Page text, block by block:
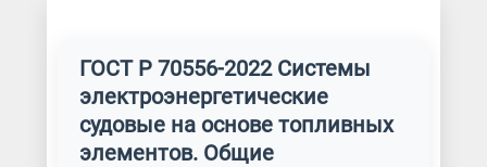
ГОСТ Р 70556-2022 Системы
электроэнергетические
судовые на основе топливных
элементов. Общие